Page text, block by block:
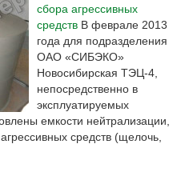
сбора агрессивных
средств В феврале 2013
года для подразделения
ОАО «СИБЭКО»
Новосибирская ТЭЦ-4,
непосредственно в
эксплуатируемых
емкости нейтрализации,
средств (щелочь,